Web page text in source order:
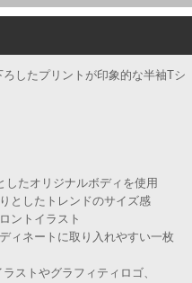
したプリントが印象的な半袖Tシ
したオリジナルボディを使用
としたトレンドのサイズ感
ントイラスト
ィネートに取り入れやすい一枚
ストやグラフィティロゴ、